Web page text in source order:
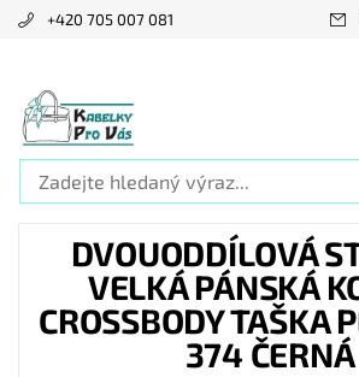
+420 705 007 081
DVOUODDÍLOVÁ
VELKÁ PÁNSKÁ
CROSSBODY TAŠKA
374 ČERNÁ